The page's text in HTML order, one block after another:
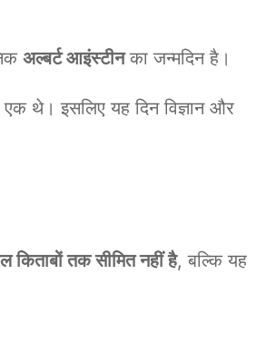
अल्बर्ट आइंस्टीनका जन्मदिन है।
थे। इसलिए यह दिन विज्ञान और
किताबों तक सीमित नहीं है, बल्कि यह